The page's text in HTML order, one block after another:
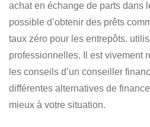
achat en échange de parts dans
possible d’obtenir des prêts
taux zéro pour les entrepôts.
professionnelles. Il est vivement
les conseils d’un conseiller
différentes alternatives de
mieux à votre situation.